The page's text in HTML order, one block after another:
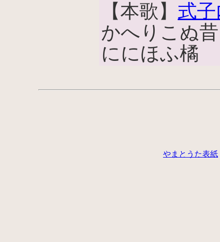
【本歌】 式
かへりこぬ
ににほふ橘
やまとうた表紙